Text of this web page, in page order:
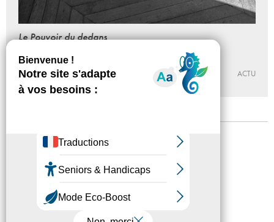
Le Pouvoir du dedans
LA GALERIE, CENTRE D’ART CONTEMPORAIN DE NOISY-LE-
SEC
ACTU
Mentions légales
Accessibilité